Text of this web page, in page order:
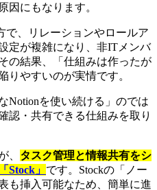
因にもなります。
で、リレーションやロールア
定が複雑になり、非ITメンバ
の結果、「仕組みは作ったが
りやすいのが実情です。
Notionを使い続ける」のでは
認・共有できる仕組みを取り
、 タスク管理と情報共有をシ
Stock」 です。Stockの「ノー
も挿入可能なため、簡単に進